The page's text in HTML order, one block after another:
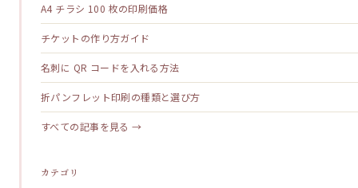
A4 チラシ 100 枚の印刷価格
チケットの作り方ガイド
名刺に QR コードを入れる方法
折パンフレット印刷の種類と選び方
すべての記事を見る →
カテゴリ